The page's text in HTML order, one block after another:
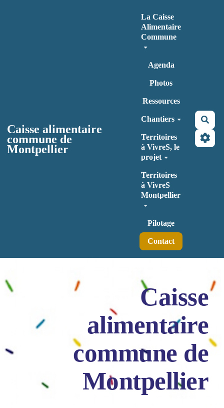
Caisse alimentaire
commune de
Montpellier
La Caisse
Alimentaire
Commune
Agenda
Photos
Ressources
Chantiers
Territoires
à VivreS, le
projet
Territoires
à VivreS
Montpellier
Pilotage
Contact
Caisse
alimentaire
commune de
Montpellier